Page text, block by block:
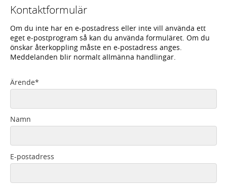
Kontaktformulär
Om du inte har en e-postadress eller inte vill använda ett
eget e-postprogram så kan du använda formuläret. Om du
önskar återkoppling måste en e-postadress anges.
Meddelanden blir normalt allmänna handlingar.
Ärende*
Namn
E-postadress